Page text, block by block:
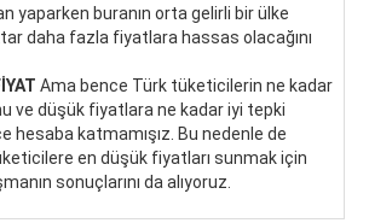
yaparken buranın orta gelirli bir ülke
daha fazla fiyatlara hassas olacağını
Ama bence Türk tüketicilerin ne kadar
ve düşük fiyatlara ne kadar iyi tepki
hesaba katmamışız. Bu nedenle de
en düşük fiyatları sunmak için
sonuçlarını da alıyoruz.